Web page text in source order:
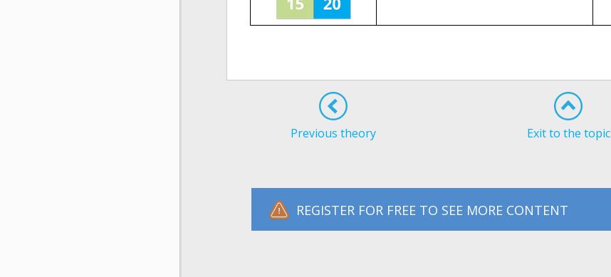
Previous theory Exit to the topic
REGISTER FOR FREE TO SEE MORE CONTENT